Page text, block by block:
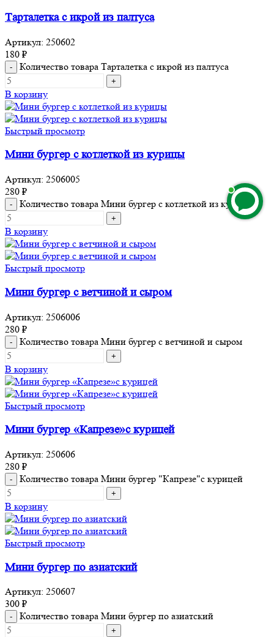
Тарталетка с икрой из палтуса
Артикул: 250602
180 ₽
Количество товара Тарталетка с икрой из палтуса
В корзину
Быстрый просмотр
Мини бургер с котлеткой из курицы
Артикул: 2506005
280 ₽
Количество товара Мини бургер с котлеткой из курицы
В корзину
Быстрый просмотр
Мини бургер с ветчиной и сыром
Артикул: 2506006
280 ₽
Количество товара Мини бургер с ветчиной и сыром
В корзину
Быстрый просмотр
Мини бургер «Капрезе»с курицей
Артикул: 250606
280 ₽
Количество товара Мини бургер "Капрезе"с курицей
В корзину
Быстрый просмотр
Мини бургер по азиатский
Артикул: 250607
300 ₽
Количество товара Мини бургер по азиатский